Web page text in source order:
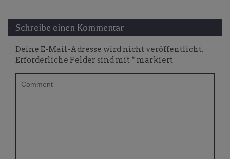
Schreibe einen Kommentar
Deine E-Mail-Adresse wird nicht veröffentlicht.
Erforderliche Felder sind mit * markiert